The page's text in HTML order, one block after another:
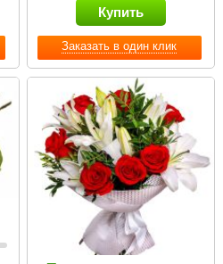
Заказать в один клик
Купить